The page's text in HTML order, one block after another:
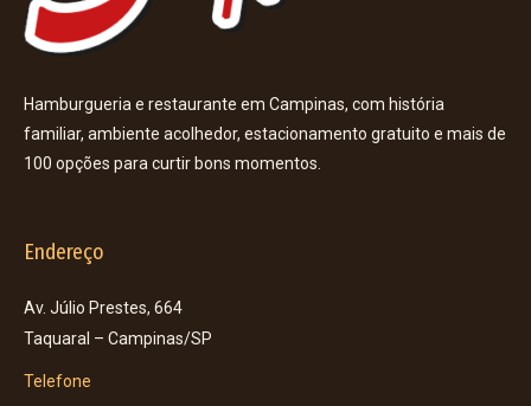
Hamburgueria e restaurante em Campinas, com história
familiar, ambiente acolhedor, estacionamento gratuito e mais de
100 opções para curtir bons momentos.
Endereço
Av. Júlio Prestes, 664
Taquaral – Campinas/SP
Telefone